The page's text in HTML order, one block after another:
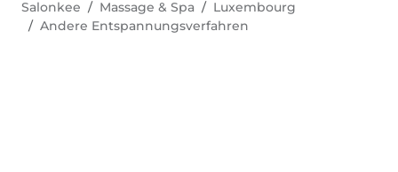
Salonkee Massage & Spa
Luxembourg
Andere Entspannungsverfahren